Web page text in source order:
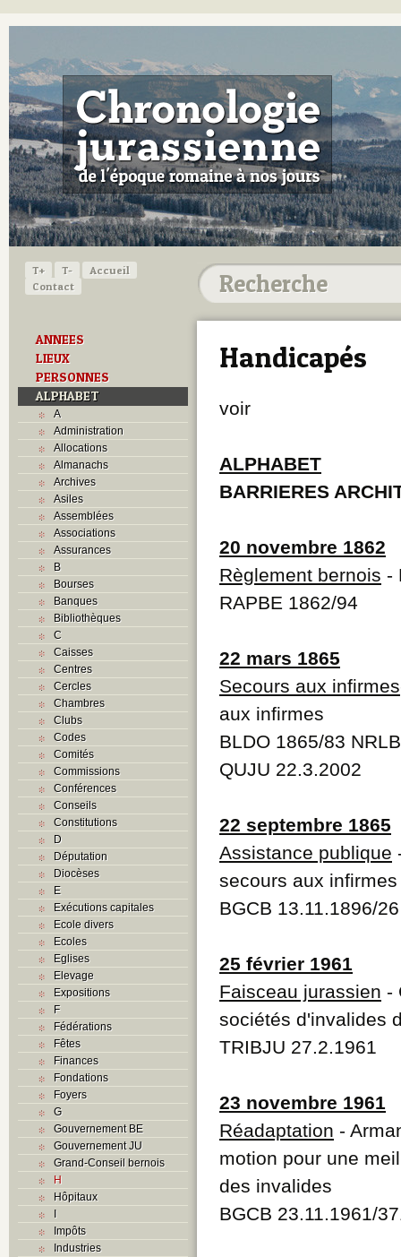
T+ T-
Accueil
Contact
ANNEES
LIEUX
PERSONNES
ALPHABET
A
Administration
Allocations
Almanachs
Archives
Asiles
Assemblées
Associations
Assurances
B
Bourses
Banques
Bibliothèques
C
Caisses
Centres
Cercles
Chambres
Clubs
Codes
Comités
Commissions
Conférences
Conseils
Constitutions
D
Députation
Diocèses
E
Exécutions capitales
Ecole divers
Ecoles
Eglises
Elevage
Expositions
F
Fédérations
Fêtes
Finances
Fondations
Foyers
G
Gouvernement BE
Gouvernement JU
Grand-Conseil bernois
H
Hôpitaux
I
Impôts
Industries
Handicapés
voir
ALPHABET
BARRIERES
20 novembre 1862
Règlement bernois -
RAPBE 1862/94
22 mars 1865
Secours aux infirmes
aux infirmes
BLDO 1865/83
QUJU 22.3.2002
22 septembre 1865
Assistance publique
secours aux infirmes
BGCB 13.11.1896/26
25 février 1961
Faisceau jurassien -
sociétés d'invalides
TRIBJU 27.2.1961
23 novembre 1961
Réadaptation -
motion pour une
des invalides
BGCB 23.11.1961/